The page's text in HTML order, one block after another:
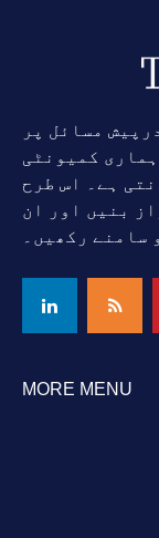
مسائل پر
کمیونٹی
ہے۔ اس طرح
بنیں اور ان
سامنے رکھیں۔
MORE MENU